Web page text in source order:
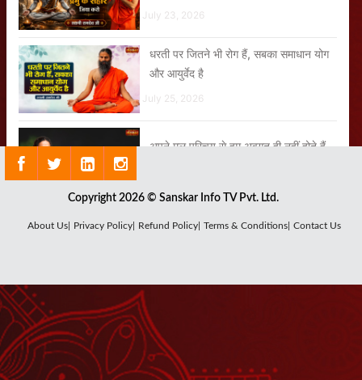
July 23, 2026
धरती पर जितने भी रोग हैं, सबका समाधान योग
और आयुर्वेद है
July 25, 2026
अपने मूल परिचय से हम अवगत ही नहीं होते हैं
आचार्य बालकृष्ण जी के जन्मदिवस पर उनकी
July 18, 2026
Copyright 2026 © Sanskar Info TV Pvt. Ltd.
About Us| Privacy Policy| Refund Policy| Terms & Conditions| Contact Us